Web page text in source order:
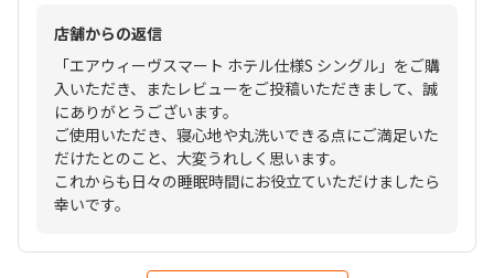
店舗からの返信
「エアウィーヴスマート ホテル仕様S シングル」をご購
入いただき、またレビューをご投稿いただきまして、誠
にありがとうございます。
ご使用いただき、寝心地や丸洗いできる点にご満足いた
だけたとのこと、大変うれしく思います。
これからも日々の睡眠時間にお役立ていただけましたら
幸いです。